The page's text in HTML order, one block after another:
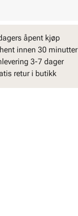
åpent kjøp
innen 30 minutter
3-7 dager
retur i butikk